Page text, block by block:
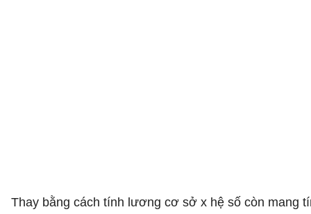
Thay bằng cách tính lương cơ sở x hệ số còn mang